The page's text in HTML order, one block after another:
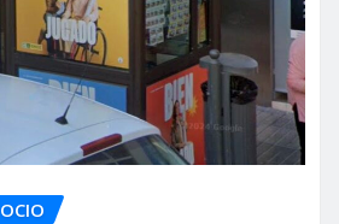
OCIO